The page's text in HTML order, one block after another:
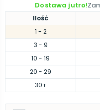
Ilość
1 - 2
3 - 9
10 - 19
20 - 29
30+
Dostawa jutro!